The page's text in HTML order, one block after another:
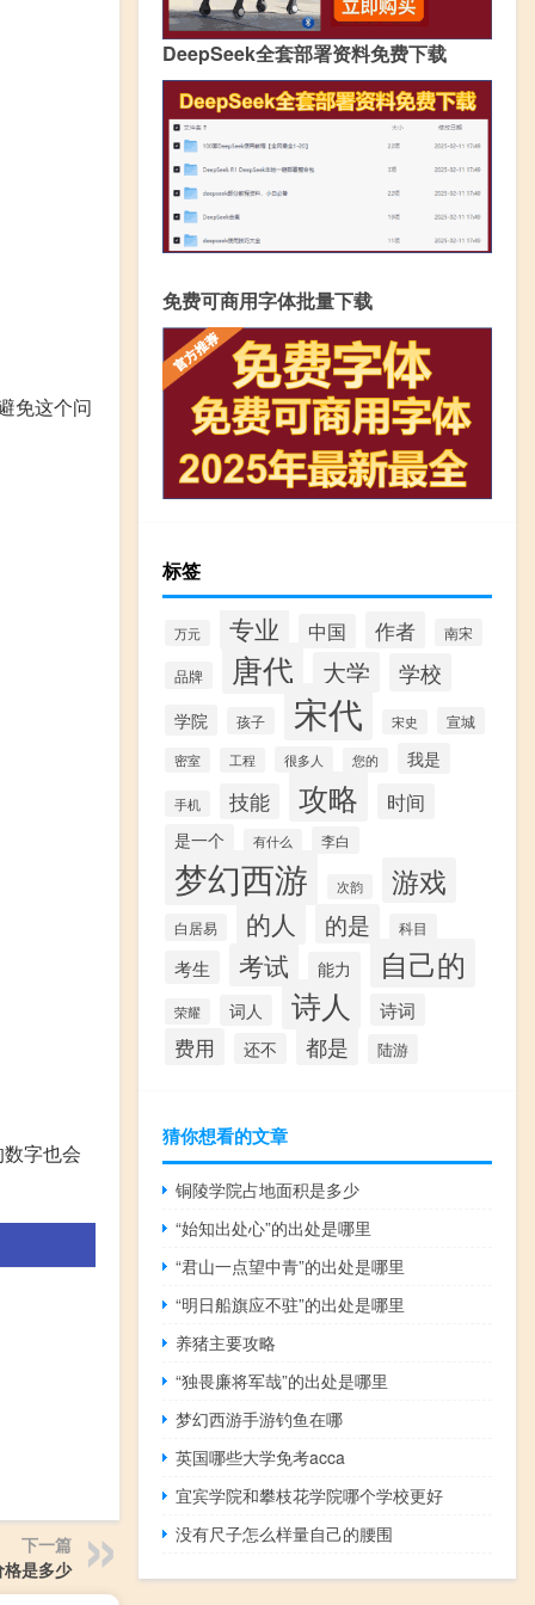
免这个问
字也会
下一篇
是多少
DeepSeek全套部署资料免费下载
免费可商用字体批量下载
标签
万元 专业 中国 作者 南宋
品牌 唐代 大学 学校
学院 孩子 宋代 宋史 宣城
密室 工程 很多人 您的 我是
手机 技能 攻略 时间
是一个 有什么 李白
梦幻西游 次韵 游戏
白居易 的人 的是 科目
考生 考试 能力 自己的
荣耀 词人 诗人 诗词
费用 还不 都是 陆游
猜你想看的文章
铜陵学院占地面积是多少
“始知出处心”的出处是哪里
“君山一点望中青”的出处是哪里
“明日船旗应不驻”的出处是哪里
养猪主要攻略
“独畏廉将军哉”的出处是哪里
梦幻西游手游钓鱼在哪
英国哪些大学免考acca
宜宾学院和攀枝花学院哪个学校更好
没有尺子怎么样量自己的腰围